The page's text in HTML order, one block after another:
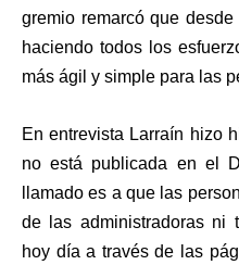
gremio remarcó que
haciendo todos los
más ágil y simple para las
En entrevista Larraín hizo
no está publicada en el
llamado es a que las
de las administradoras ni
hoy día a través de las